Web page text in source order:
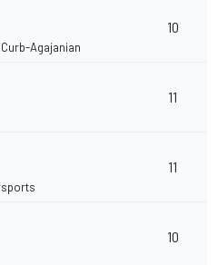
Agajanian
10
11
11
10